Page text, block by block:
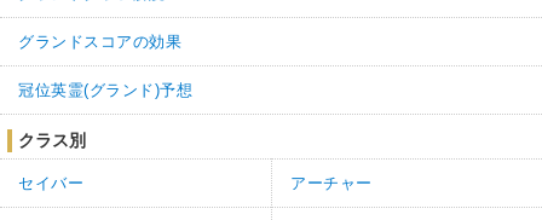
グランドスコアの効果
冠位英霊(グランド)予想
クラス別
セイバー アーチャー